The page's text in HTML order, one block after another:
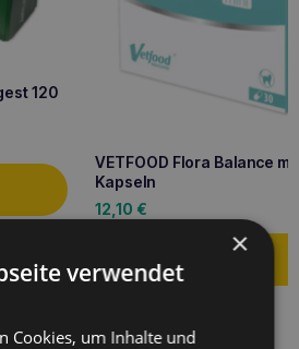
120
VETFOOD Flora Balance
Kapseln
12,10 €
×
verwendet
Cookies, um Inhalte und